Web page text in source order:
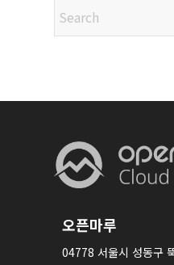
오픈마루
04778 서울시 성동구